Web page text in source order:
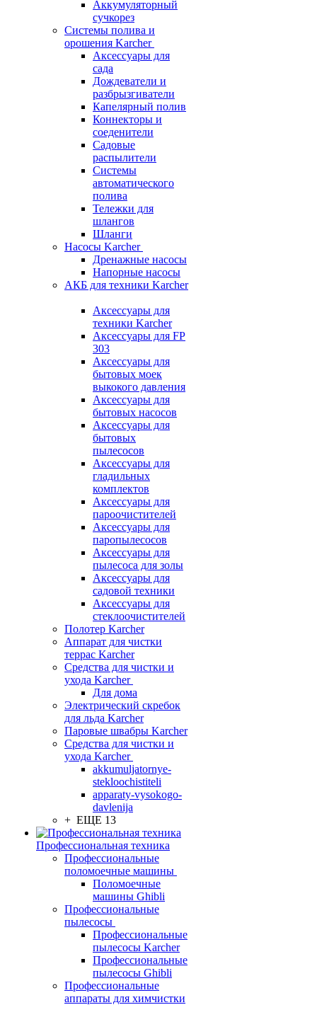
Аккумуляторный
сучкорез
Системы полива и
орошения Karcher
Аксессуары для
сада
Дождеватели и
разбрызгиватели
Капелярный полив
Коннекторы и
соеденители
Садовые
распылители
Системы
автоматического
полива
Тележки для
шлангов
Шланги
Насосы Karcher
Дренажные насосы
Напорные насосы
АКБ для техники Karcher
Аксессуары для
техники Karcher
Аксессуары для FP
303
Аксессуары для
бытовых моек
выкокого давления
Аксессуары для
бытовых насосов
Аксессуары для
бытовых
пылесосов
Аксессуары для
гладильных
комплектов
Аксессуары для
пароочистителей
Аксессуары для
паропылесосов
Аксессуары для
пылесоса для золы
Аксессуары для
садовой техники
Аксессуары для
стеклоочистителей
Полотер Karcher
Аппарат для чистки
террас Karcher
Средства для чистки и
ухода Karcher
Для дома
Электрический скребок
для льда Karcher
Паровые швабры Karcher
Средства для чистки и
ухода Karcher
akkumuljatornye-
stekloochistiteli
apparaty-vysokogo-
davlenija
+ ЕЩЕ 13
Профессиональная техника
Профессиональные
поломоечные машины
Поломоечные
машины Ghibli
Профессиональные
пылесосы
Профессиональные
пылесосы Karcher
Профессиональные
пылесосы Ghibli
Профессиональные
аппараты для химчистки